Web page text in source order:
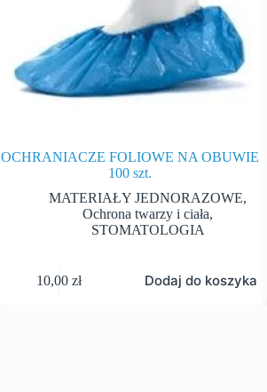
OCHRANIACZE FOLIOWE NA OBUWIE
100 szt.
MATERIAŁY JEDNORAZOWE,
Ochrona twarzy i ciała,
STOMATOLOGIA
10,00zł Dodaj do koszyka